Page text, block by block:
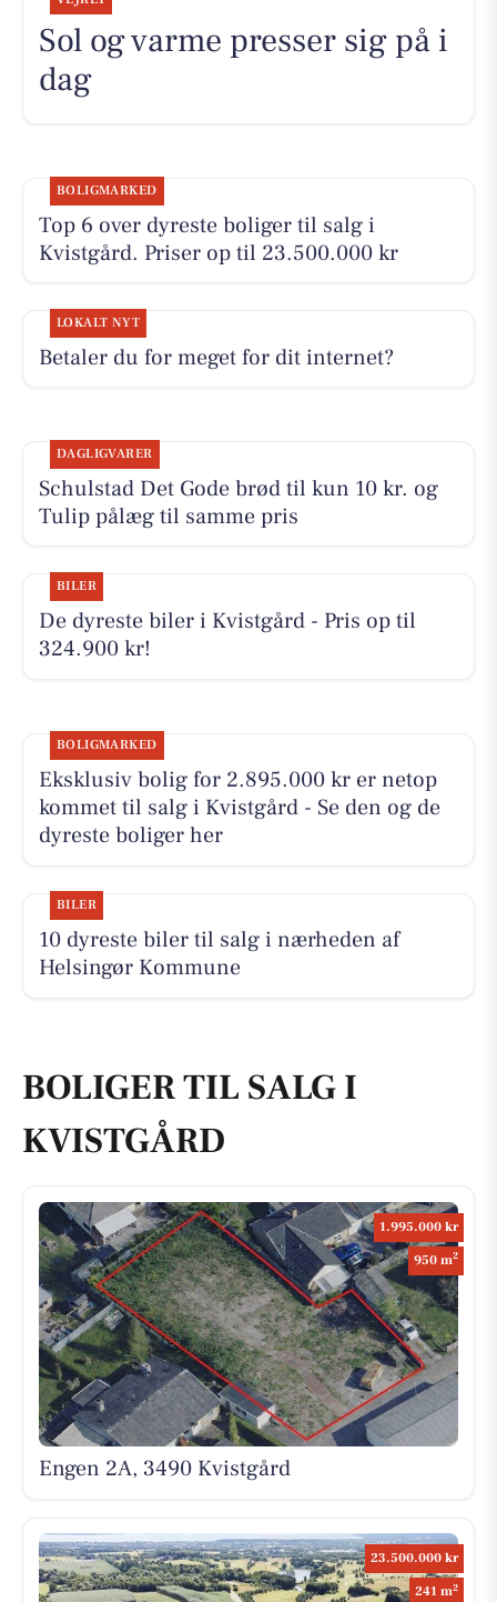
Sol og varme presser sig på i
dag
BOLIGMARKED
Top 6 over dyreste boliger til salg i
Kvistgård. Priser op til 23.500.000 kr
LOKALT NYT
Betaler du for meget for dit internet?
DAGLIGVARER
Schulstad Det Gode brød til kun 10 kr. og
Tulip pålæg til samme pris
BILER
De dyreste biler i Kvistgård - Pris op til
324.900 kr!
BOLIGMARKED
Eksklusiv bolig for 2.895.000 kr er netop
kommet til salg i Kvistgård - Se den og de
dyreste boliger her
BILER
10 dyreste biler til salg i nærheden af
Helsingør Kommune
BOLIGER TIL SALG I
KVISTGÅRD
1.995.000 kr
950 m2
Engen 2A, 3490 Kvistgård
23.500.000 kr
241 m2